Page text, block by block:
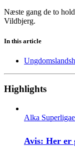
Næste gang de to
Vildbjerg.
In this article
Highlights
Alka
Avis: Her er